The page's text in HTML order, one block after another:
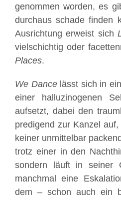
genommen worden, es
durchaus schade finden
Ausrichtung erweist sich
vielschichtig oder
Places.
We Dancelässt sich in
einer halluzinogenen
aufsetzt, dabei den
predigend zur Kanzel
keiner unmittelbar
trotz einer in den
sondern läuft in seiner
manchmal eine
dem – schon auch ein